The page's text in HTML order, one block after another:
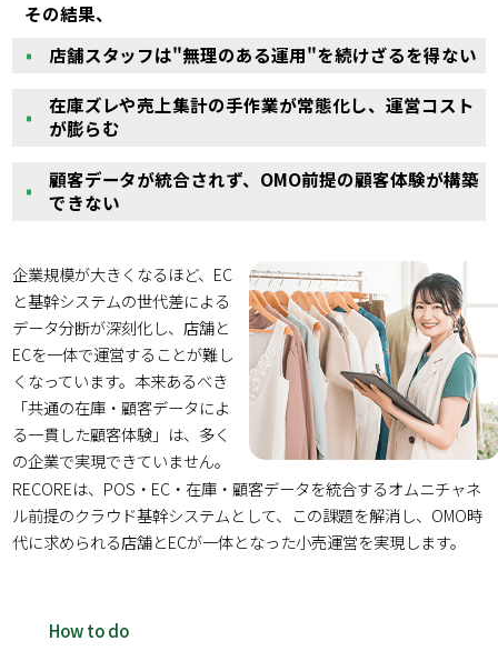
その結果、
店舗スタッフは"無理のある運用"を続けざるを得ない
在庫ズレや売上集計の手作業が常態化し、運営コスト
が膨らむ
顧客データが統合されず、OMO前提の顧客体験が構築
できない
企業規模が大きくなるほど、EC
と基幹システムの世代差による
データ分断が深刻化し、店舗と
ECを一体で運営することが難し
くなっています。本来あるべき
「共通の在庫・顧客データによ
る一貫した顧客体験」は、多く
の企業で実現できていません。
RECOREは、POS・EC・在庫・顧客データを統合するオムニチャネ
ル前提のクラウド基幹システムとして、この課題を解消し、OMO時
代に求められる店舗とECが一体となった小売運営を実現します。
How to do